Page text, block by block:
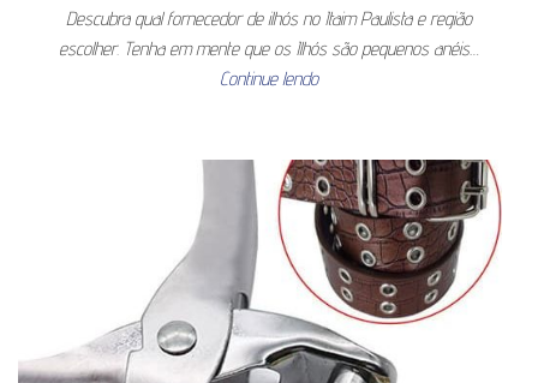
Descubra qual fornecedor de ilhós no Itaim Paulista e região
escolher. Tenha em mente que os Ilhós são pequenos anéis…
Continue lendo